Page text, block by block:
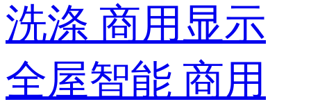
洗涤 商用显示
全屋智能 商用